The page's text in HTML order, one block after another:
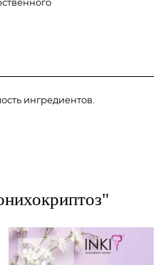
ингредиентов.